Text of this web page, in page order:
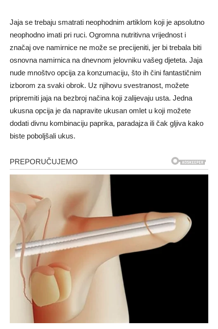
Jaja se trebaju smatrati neophodnim artiklom koji je apsolutno
neophodno imati pri ruci. Ogromna nutritivna vrijednost i
značaj ove namirnice ne može se precijeniti, jer bi trebala biti
osnovna namirnica na dnevnom jelovniku vašeg djeteta. Jaja
nude mnoštvo opcija za konzumaciju, što ih čini fantastičnim
izborom za svaki obrok. Uz njihovu svestranost, možete
pripremiti jaja na bezbroj načina koji zalijevaju usta. Jedna
ukusna opcija je da napravite ukusan omlet u koji možete
dodati divnu kombinaciju paprika, paradajza ili čak gljiva kako
biste poboljšali ukus.